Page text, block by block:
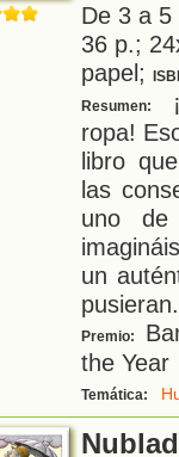
De 3 a
36 p.;
papel;
Resumen:
ropa!
libro
las
uno
un
pusieran
Premio:
the Year
Temática: